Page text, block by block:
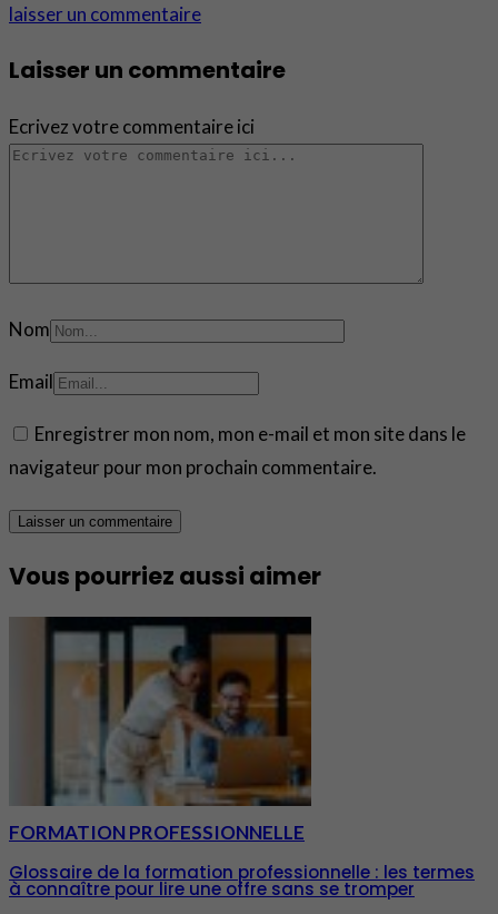
laisser un commentaire
Laisser un commentaire
Ecrivez votre commentaire ici
Nom
Email
Enregistrer mon nom, mon e-mail et mon site dans le
navigateur pour mon prochain commentaire.
Vous pourriez aussi aimer
FORMATION PROFESSIONNELLE
Glossaire de la formation professionnelle : les termes
à connaître pour lire une offre sans se tromper